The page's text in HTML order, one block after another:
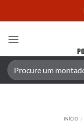
Pesquisar
por:
INÍCIO /